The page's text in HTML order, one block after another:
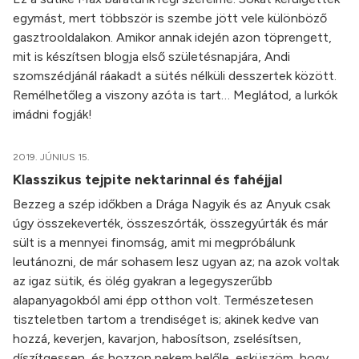
egymást, mert többször is szembe jött vele különböző
gasztrooldalakon. Amikor annak idején azon töprengett,
mit is készítsen blogja első születésnapjára, Andi
szomszédjánál ráakadt a sütés nélküli desszertek között.
Remélhetőleg a viszony azóta is tart… Meglátod, a lurkók
imádni fogják!
2019. JÚNIUS 15.
Klasszikus tejpite nektarinnal és fahéjjal
Bezzeg a szép időkben a Drága Nagyik és az Anyuk csak
úgy összekeverték, összeszórták, összegyúrták és már
sült is a mennyei finomság, amit mi megpróbálunk
leutánozni, de már sohasem lesz ugyan az; na azok voltak
az igaz sütik, és ölég gyakran a legegyszerűbb
alapanyagokból ami épp otthon volt. Természetesen
tiszteletben tartom a trendiséget is; akinek kedve van
hozzá, keverjen, kavarjon, habosítson, zselésítsen,